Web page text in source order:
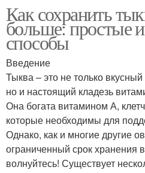
длительного хранения
Чатни из тыквы
Аджика из тыквы
Как сохранить
больше: простые
способы
Введение
Тыква – это не только
но и настоящий кладезь
Она богата витамином А,
которые необходимы для
Однако, как и многие другие
ограниченный срок хранения
волнуйтесь! Существует